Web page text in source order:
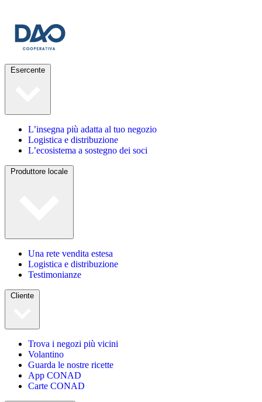
Esercente
L’insegna più adatta al tuo negozio
Logistica e distribuzione
L’ecosistema a sostegno dei soci
Produttore locale
Una rete vendita estesa
Logistica e distribuzione
Testimonianze
Cliente
Trova i negozi più vicini
Volantino
Guarda le nostre ricette
App CONAD
Carte CONAD